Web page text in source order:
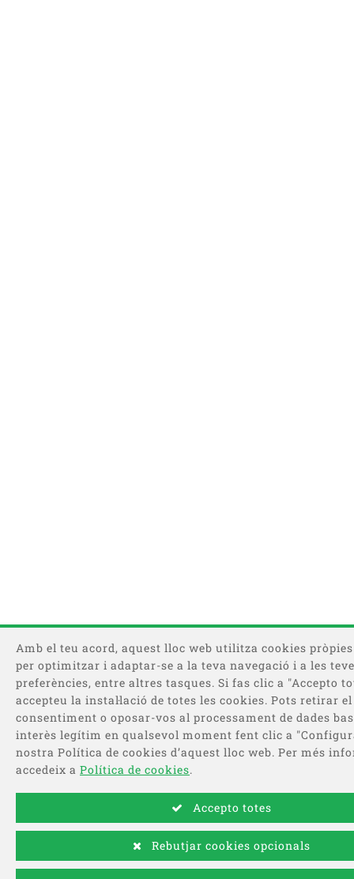
Amb el teu acord, aquest lloc web utilitza cookies
per optimitzar i adaptar-se a la teva navegació i a les
preferències, entre altres tasques. Si fas clic a "Accepto
accepteu la instal·lació de totes les cookies. Pots retirar
consentiment o oposar-vos al processament de dades
interès legítim en qualsevol moment fent clic a
nostra Política de cookies d’aquest lloc web. Per més
accedeix a Política de cookies.
Accepto totes
Rebutjar cookies opcionals